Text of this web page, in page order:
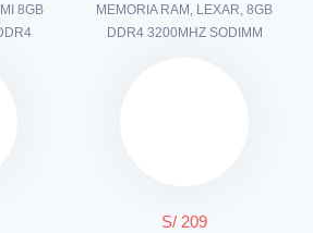
8GB
MEMORIA RAM, LEXAR, 8GB
DDR4 3200MHZ SODIMM
S/ 209